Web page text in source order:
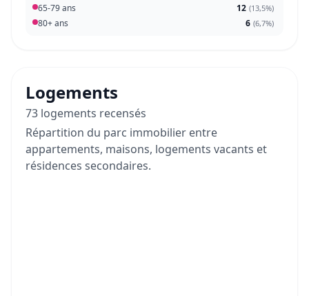
65-79 ans 12 (13,5%)
80+ ans 6 (6,7%)
Logements
73 logements recensés
Répartition du parc immobilier entre
appartements, maisons, logements vacants et
résidences secondaires.